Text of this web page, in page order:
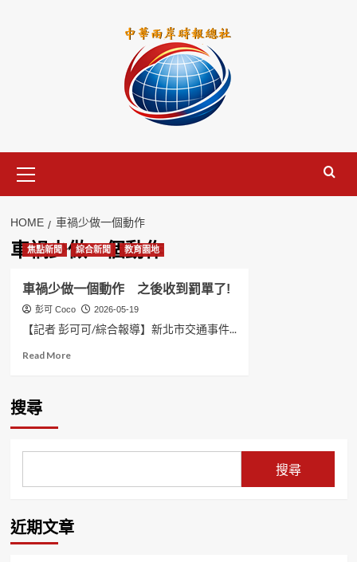
Menu
HOME 車禍少做一個動作
車禍少做一個動作
焦點新聞 綜合新聞 教育園地
車禍少做一個動作 之後收到罰單了!
彭可 Coco 2026-05-19
【記者 彭可可/綜合報導】新北市交通事件...
Read MoreRead
動
之
後
搜尋
搜尋
近期文章